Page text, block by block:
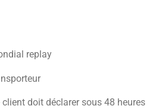
replay
doit déclarer sous 48 heures